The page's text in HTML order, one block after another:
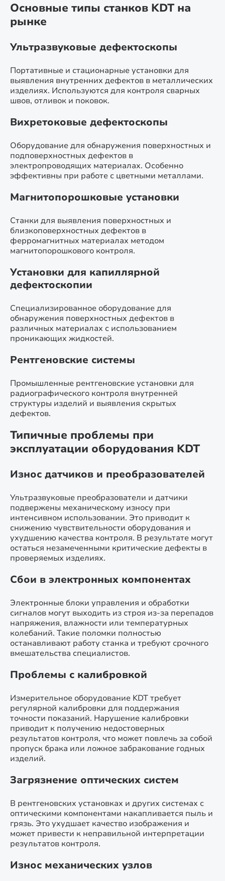
Основные типы станков KDT на
рынке
Ультразвуковые дефектоскопы
Портативные и стационарные установки для
выявления внутренних дефектов в металлических
изделиях. Используются для контроля сварных
швов, отливок и поковок.
Вихретоковые дефектоскопы
Оборудование для обнаружения поверхностных и
подповерхностных дефектов в
электропроводящих материалах. Особенно
эффективны при работе с цветными металлами.
Магнитопорошковые установки
Станки для выявления поверхностных и
близкоповерхностных дефектов в
ферромагнитных материалах методом
магнитопорошкового контроля.
Установки для капиллярной
дефектоскопии
Специализированное оборудование для
обнаружения поверхностных дефектов в
различных материалах с использованием
проникающих жидкостей.
Рентгеновские системы
Промышленные рентгеновские установки для
радиографического контроля внутренней
структуры изделий и выявления скрытых
дефектов.
Типичные проблемы при
эксплуатации оборудования KDT
Износ датчиков и преобразователей
Ультразвуковые преобразователи и датчики
подвержены механическому износу при
интенсивном использовании. Это приводит к
снижению чувствительности оборудования и
ухудшению качества контроля. В результате могут
остаться незамеченными критические дефекты в
проверяемых изделиях.
Сбои в электронных компонентах
Электронные блоки управления и обработки
сигналов могут выходить из строя из-за перепадов
напряжения, влажности или температурных
колебаний. Такие поломки полностью
останавливают работу станка и требуют срочного
вмешательства специалистов.
Проблемы с калибровкой
Измерительное оборудование KDT требует
регулярной калибровки для поддержания
точности показаний. Нарушение калибровки
приводит к получению недостоверных
результатов контроля, что может повлечь за собой
пропуск брака или ложное забракование годных
изделий.
Загрязнение оптических систем
В рентгеновских установках и других системах с
оптическими компонентами накапливается пыль и
грязь. Это ухудшает качество изображения и
может привести к неправильной интерпретации
результатов контроля.
Износ механических узлов